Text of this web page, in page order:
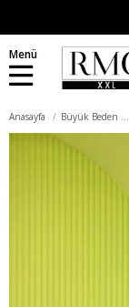
Menü
Anasayfa Büyük Beden Üst Giyim